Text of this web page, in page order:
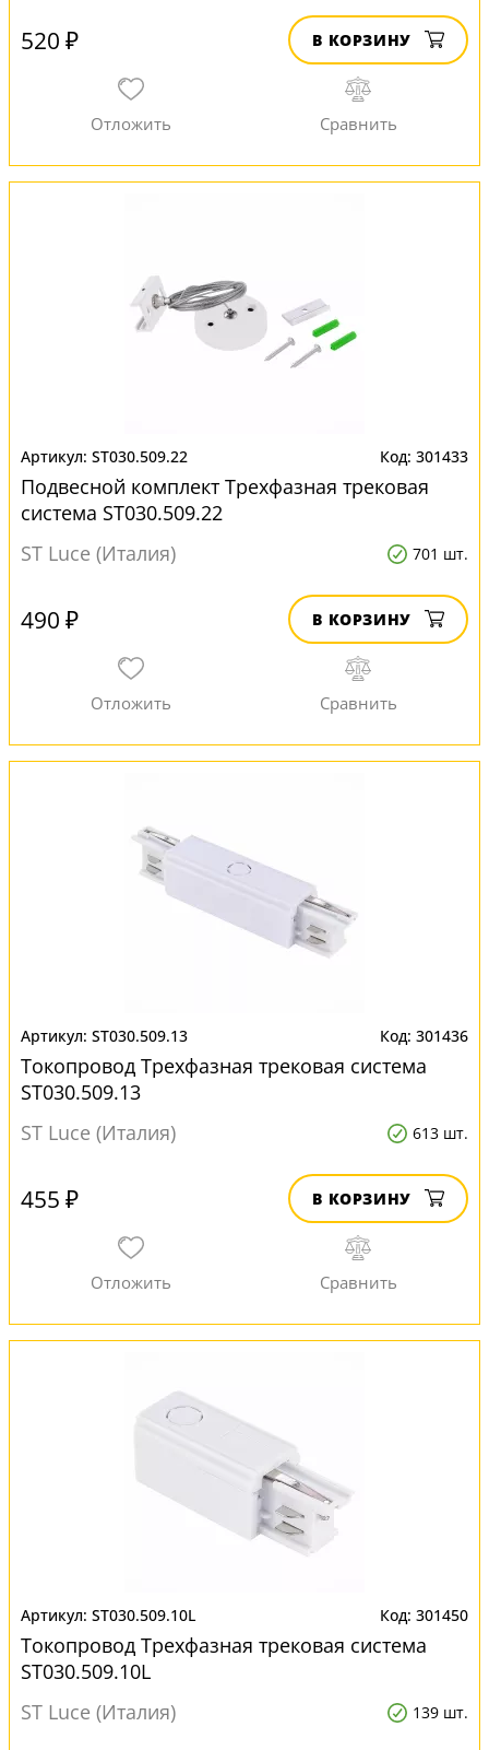
520 ₽ В КОРЗИНУ
ST030.509.22 301433
Подвесной комплект Трехфазная трековая
система ST030.509.22
ST Luce (Италия)
701 шт.
490 ₽ В КОРЗИНУ
ST030.509.13 301436
Токопровод Трехфазная трековая система
ST030.509.13
ST Luce (Италия)
613 шт.
455 ₽ В КОРЗИНУ
ST030.509.10L 301450
Токопровод Трехфазная трековая система
ST030.509.10L
ST Luce (Италия)
139 шт.